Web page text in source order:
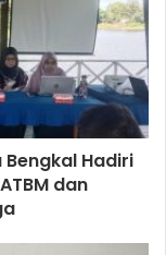
Hadiri
dan